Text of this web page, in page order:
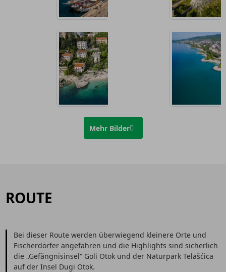
Mehr Bilder
ROUTE
Bei dieser Route werden überwiegend kleinere Orte und
Fischerdörfer angefahren und die Highlights sind sicherlich
die „Gefängnisinsel“ Goli Otok und der Naturpark Telašćica
auf der Insel Dugi Otok.